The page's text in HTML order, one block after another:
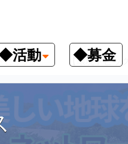
活動 ◆募金
ピックス 【環境トピッ